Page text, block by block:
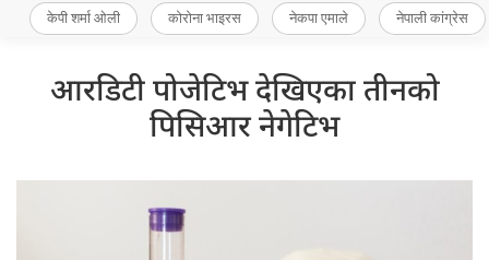
केपी शर्मा ओली कोरोना भाइरस नेकपा एमाले नेपाली कांग्रेस
आरडिटी पोजेटिभ देखिएका तीनको
पिसिआर नेगेटिभ